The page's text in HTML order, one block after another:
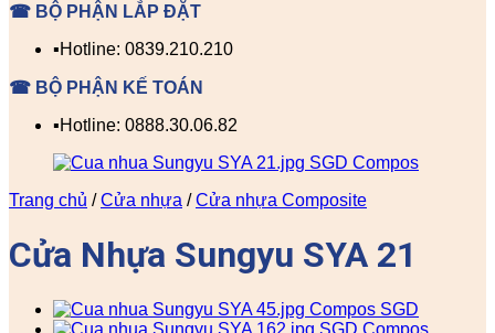
☎ BỘ PHẬN LẮP ĐẶT
▪️Hotline: 0839.210.210
☎ BỘ PHẬN KẾ TOÁN
▪️Hotline: 0888.30.06.82
Trang chủ / Cửa nhựa / Cửa nhựa Composite
Cửa Nhựa Sungyu SYA 21